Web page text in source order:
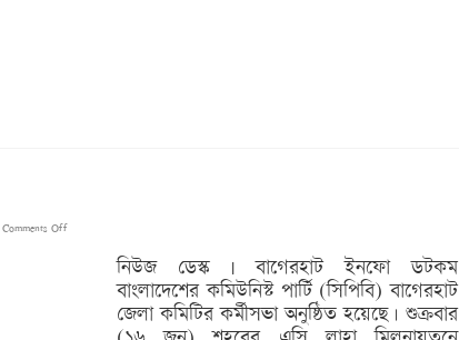
Comments Offon
নিউজ ডেস্ক | বাগেরহাট ইনফো ডটকম
বাংলাদেশের কমিউনিস্ট পার্টি (সিপিবি) বাগেরহাট
জেলা কমিটির কর্মীসভা অনুষ্ঠিত হয়েছে। শুক্রবার